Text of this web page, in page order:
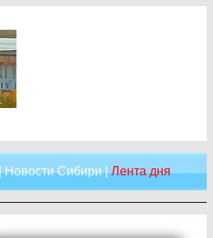
Новости Сибири|Лента дня